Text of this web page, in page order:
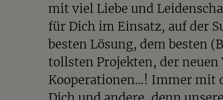
mit viel Liebe und
für Dich im Einsatz, auf der
besten Lösung, dem besten
tollsten Projekten, der neuen
Kooperationen…! Immer mit